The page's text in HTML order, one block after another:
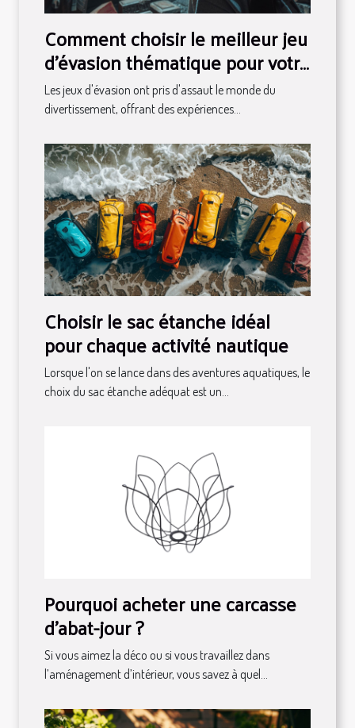
Comment choisir le meilleur jeu
d'évasion thématique pour votre
prochaine aventure
Les jeux d'évasion ont pris d'assaut le monde du
divertissement, offrant des expériences...
Choisir le sac étanche idéal
pour chaque activité nautique
Lorsque l'on se lance dans des aventures aquatiques, le
choix du sac étanche adéquat est un...
Pourquoi acheter une carcasse
d'abat-jour ?
Si vous aimez la déco ou si vous travaillez dans
l’aménagement d’intérieur, vous savez à quel...